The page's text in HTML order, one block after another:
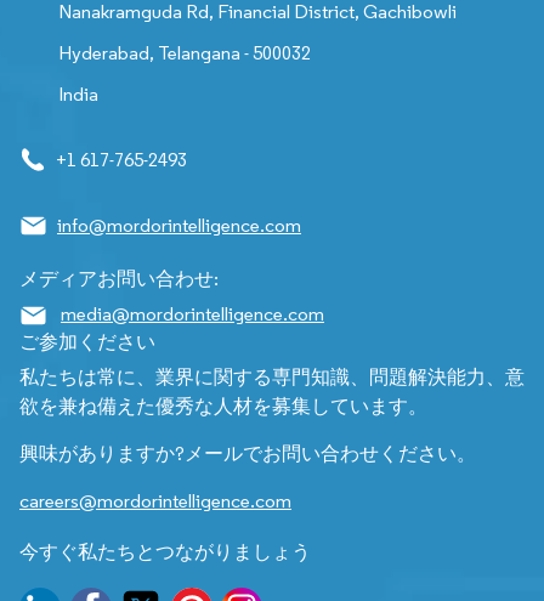
Nanakramguda Rd, Financial District, Gachibowli
Hyderabad, Telangana - 500032
India
+1 617-765-2493
info@mordorintelligence.com
メディアお問い合わせ:
media@mordorintelligence.com
ご参加ください
私たちは常に、業界に関する専門知識、問題解決能力、意
欲を兼ね備えた優秀な人材を募集しています。
興味がありますか?メールでお問い合わせください。
careers@mordorintelligence.com
今すぐ私たちとつながりましょう